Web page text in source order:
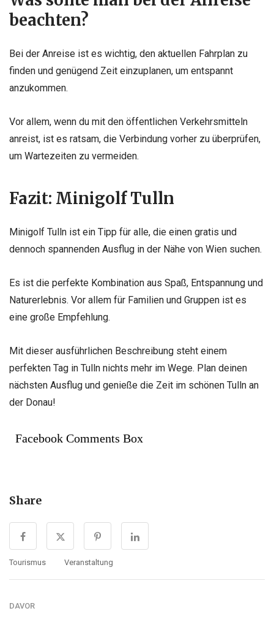
beachten?
Bei der Anreise ist es wichtig, den aktuellen Fahrplan zu
finden und genügend Zeit einzuplanen, um entspannt
anzukommen.
Vor allem, wenn du mit den öffentlichen Verkehrsmitteln
anreist, ist es ratsam, die Verbindung vorher zu überprüfen,
um Wartezeiten zu vermeiden.
Fazit: Minigolf Tulln
Minigolf Tulln ist ein Tipp für alle, die einen gratis und
dennoch spannenden Ausflug in der Nähe von Wien suchen.
Es ist die perfekte Kombination aus Spaß, Entspannung und
Naturerlebnis. Vor allem für Familien und Gruppen ist es
eine große Empfehlung.
Mit dieser ausführlichen Beschreibung steht einem
perfekten Tag in Tulln nichts mehr im Wege. Plan deinen
nächsten Ausflug und genieße die Zeit im schönen Tulln an
der Donau!
Facebook Comments Box
Share
Tourismus Veranstaltung
DAVOR